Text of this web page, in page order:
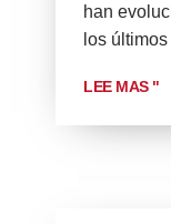
han
los
LEE MAS "